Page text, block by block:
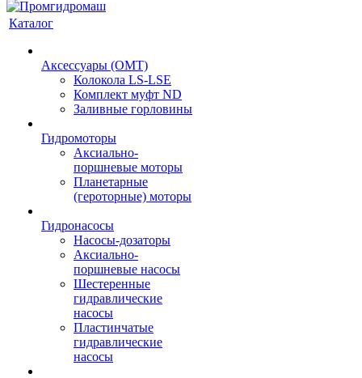
Каталог
Аксессуары (OMT)
Колокола LS-LSE
Комплект муфт ND
Заливные горловины
Гидромоторы
Аксиально-
поршневые моторы
Планетарные
(героторные) моторы
Гидронасосы
Насосы-дозаторы
Аксиально-
поршневые насосы
Шестеренные
гидравлические
насосы
Пластинчатые
гидравлические
насосы